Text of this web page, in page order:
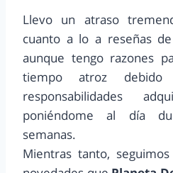
Llevo un atraso
cuanto a lo a reseñas
aunque tengo razones
tiempo atroz
responsabilidades
poniéndome al día
semanas.
Mientras tanto,